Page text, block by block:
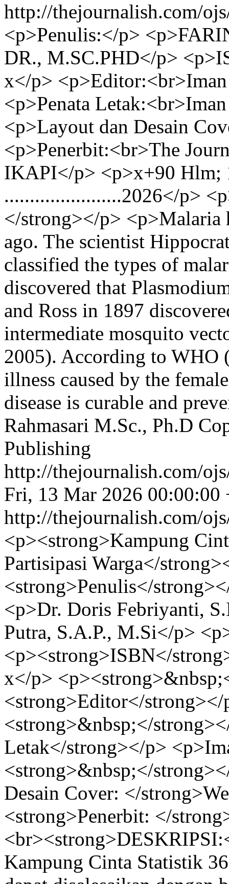
http://thejournalish.com/
<p>Penulis:</p>
DR., M.SC.PHD</p>
x</p>
<p>Penata
<p>Layout dan Desain
<p>Penerbit:<br>The
IKAPI</p> <p>x+90 Hlm;
.......................2026</p>
</strong></p> <p>Malaria
ago. The scientist
classified the types of
discovered that
and Ross in 1897
intermediate mosquito
2005). According to WHO
illness caused by the
disease is curable and
Rahmasari M.Sc., Ph.D
Publishing
http://thejournalish.com/
Fri, 13 Mar 2026 00:00:00
http://thejournalish.com/
<p><strong>Kampung
Partisipasi Warga</
<strong>Penulis</
<p>Dr. Doris Febriyanti,
Putra, S.A.P., M.Si</p>
<p><strong>ISBN</
x</p>
<strong>Editor</
<strong>&nbsp;</
Letak</strong></p>
<strong>&nbsp;</
Desain Cover: </
<strong>Penerbit: </
Kampung Cinta Statistik